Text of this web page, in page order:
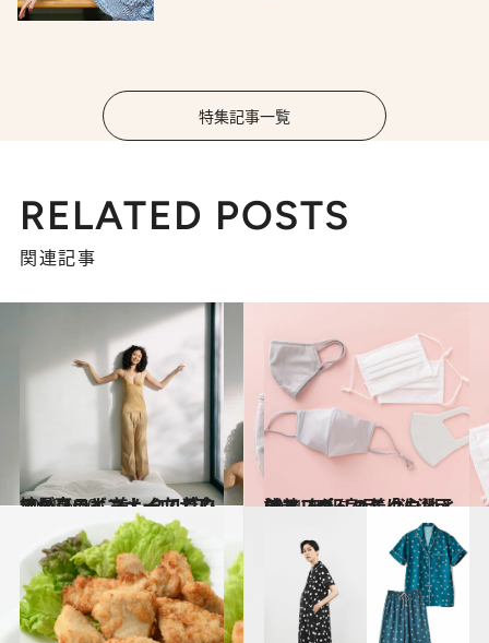
特集記事一覧
RELATED POSTS
関連記事
2021.6.10
ユニクロとマメ クロゴウチがコラボ 美しくて着心地最高のインナーウェア
ファッション 2021.4.8
試着レポ・ユニクロ、GU、無印良品 「洗濯可能マスク」の着け心地とは？
ライフスタイル